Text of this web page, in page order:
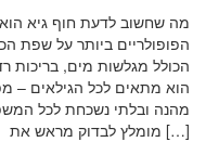
מה שחשוב לדעת חוף גיא
הפופולריים ביותר על שפת
הכולל מגלשות מים, בריכות
הוא מתאים לכל הגילאים –
מהנה ובלתי נשכחת לכל
מומלץ לבדוק מראש את […]